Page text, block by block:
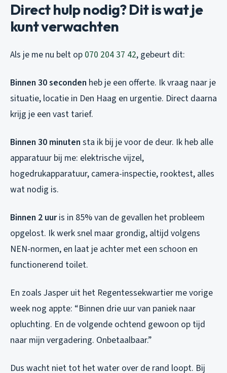
Direct hulp nodig? Dit is wat je
kunt verwachten
Als je me nu belt op 070 204 37 42, gebeurt dit:
Binnen 30 seconden heb je een offerte. Ik vraag naar je
situatie, locatie in Den Haag en urgentie. Direct daarna
krijg je een vast tarief.
Binnen 30 minuten sta ik bij je voor de deur. Ik heb alle
apparatuur bij me: elektrische vijzel,
hogedrukapparatuur, camera-inspectie, rooktest, alles
wat nodig is.
Binnen 2 uuris in 85% van de gevallen het probleem
opgelost. Ik werk snel maar grondig, altijd volgens
NEN-normen, en laat je achter met een schoon en
functionerend toilet.
En zoals Jasper uit het Regentessekwartier me vorige
week nog appte: “Binnen drie uur van paniek naar
opluchting. En de volgende ochtend gewoon op tijd
naar mijn vergadering. Onbetaalbaar.”
Dus wacht niet tot het water over de rand loopt. Bij